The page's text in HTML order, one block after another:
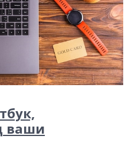
ваши